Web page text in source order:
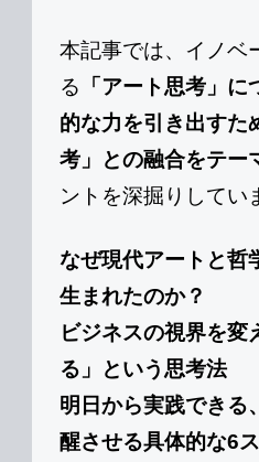
本記事では、イノベ
る 「アート思考」
的な力を引き出すた
考」との融合をテー
ントを深掘りしてい
なぜ現代アートと哲
生まれたのか？
ビジネスの視界を変
る」という思考法
明日から実践できる
醒させる具体的な6